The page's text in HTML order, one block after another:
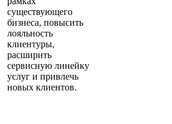
существующего
бизнеса, повысить
лояльность
клиентуры,
расширить
сервисную линейку
услуг и привлечь
новых клиентов.